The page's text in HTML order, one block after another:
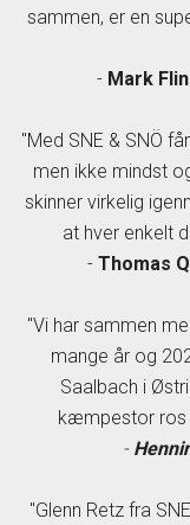
sammen, er en
- Mark
"Med SNE & SNÖ
men ikke mindst
skinner virkelig
at hver enkelt
- Thomas
"Vi har sammen
mange år og
Saalbach i
kæmpestor ros
-
"Glenn Retz fra